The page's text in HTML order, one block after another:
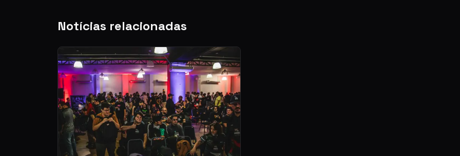
Notícias relacionadas